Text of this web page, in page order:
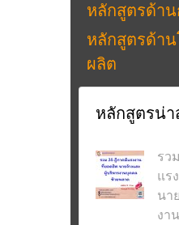
หลักสูตรด้าน
หลักสูตรด้าน
ผลิต
หลักสูตรน่า
รว
แร
นา
งา